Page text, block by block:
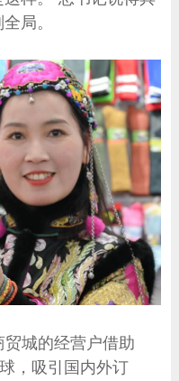
局。
城的经营户借助
，吸引国内外订